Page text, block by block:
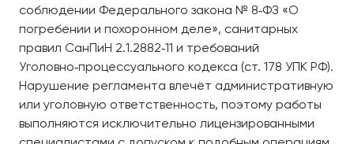
соблюдении Федерального закона № 8‑ФЗ «О
погребении и похоронном деле», санитарных
правил СанПиН 2.1.2882‑11 и требований
Уголовно‑процессуального кодекса (ст. 178 УПК РФ).
Нарушение регламента влечёт административную
или уголовную ответственность, поэтому работы
выполняются исключительно лицензированными